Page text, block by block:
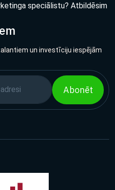
speciālistu? Atbildēsim
un investīciju iespējām
Abonēt